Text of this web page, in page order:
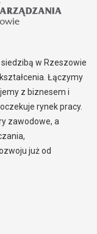
w Rzeszowie
Łączymy
z biznesem i
rynek pracy.
zawodowe, a
już od